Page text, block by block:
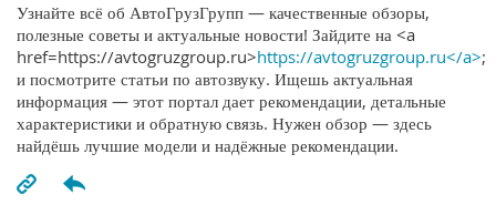
Узнайте всё об АвтоГрузГрупп — качественные обзоры,
полезные советы и актуальные новости! Зайдите на <a
href=https://avtogruzgroup.ru>https://avtogruzgroup.ru</a>;
и посмотрите статьи по автозвуку. Ищешь актуальная
информация — этот портал дает рекомендации, детальные
характеристики и обратную связь. Нужен обзор — здесь
найдёшь лучшие модели и надёжные рекомендации.